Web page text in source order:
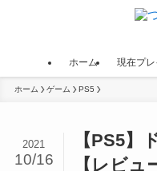
ホーム 現在プ
ホーム ゲーム PS5
【PS5】
【レビュ
2021
10/16